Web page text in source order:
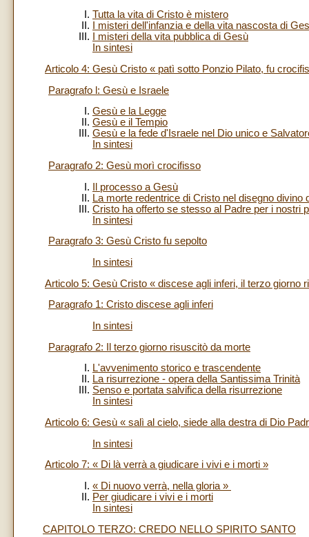
Tutta la vita di Cristo è mistero
I misteri dell'infanzia e della vita nascosta di
I misteri della vita pubblica di Gesù
In sintesi
Articolo 4: Gesù Cristo « patì sotto Ponzio Pilato, fu
Paragrafo l: Gesù e Israele
Gesù e la Legge
Gesù e il Tempio
Gesù e la fede d'Israele nel Dio unico e
In sintesi
Paragrafo 2: Gesù morì crocifisso
Il processo a Gesù
La morte redentrice di Cristo nel disegno divino
Cristo ha offerto se stesso al Padre per i nostri
In sintesi
Paragrafo 3: Gesù Cristo fu sepolto
In sintesi
Articolo 5: Gesù Cristo « discese agli inferi, il terzo giorno
Paragrafo 1: Cristo discese agli inferi
In sintesi
Paragrafo 2: Il terzo giorno risuscitò da morte
L'avvenimento storico e trascendente
La risurrezione - opera della Santissima Trinità
Senso e portata salvifica della risurrezione
In sintesi
Articolo 6: Gesù « salì al cielo, siede alla destra di Dio
In sintesi
Articolo 7: « Di là verrà a giudicare i vivi e i morti »
« Di nuovo verrà, nella gloria »
Per giudicare i vivi e i morti
In sintesi
CAPITOLO TERZO: CREDO NELLO SPIRITO SANTO